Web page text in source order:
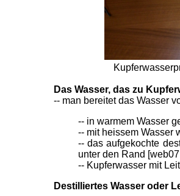
Das Wasser, das zu
-- man bereitet das Wasser
-- in warmem Wasser
-- mit heissem Wasser
-- das aufgekochte
unter den Rand [web07
-- Kupferwasser mit
Destilliertes Wasser oder